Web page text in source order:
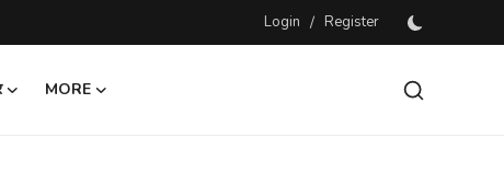
Login / Register
MORE